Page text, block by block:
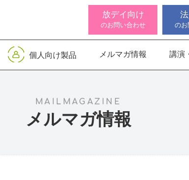
放デイ向け
のお問い合わせ のお
脳バランサー キッズ
個人向け製品
こども脳機能バランサ
メルマガ情報 講演
MAILMAGAZINE
メルマガ情報